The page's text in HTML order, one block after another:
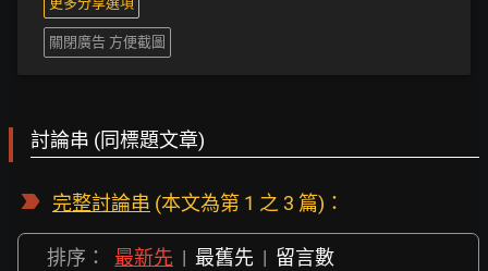
關閉廣告 方便截圖
討論串 (同標題文章)
完整討論串 (本文為第 1 之 3 篇)：
排序： 最新先 | 最舊先 | 留言數